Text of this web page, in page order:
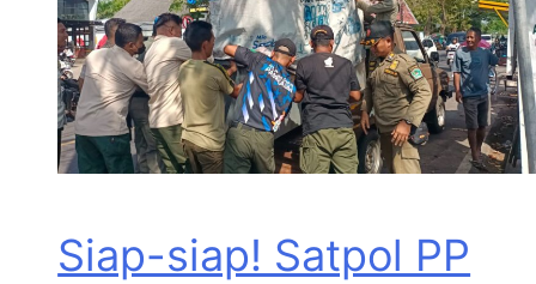
Siap-siap! Satpol PP